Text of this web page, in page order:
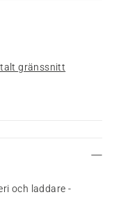
gränssnitt
och laddare -